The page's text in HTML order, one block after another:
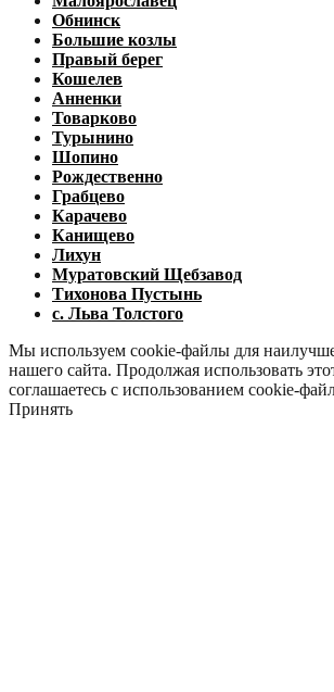
Обнинск
Большие козлы
Правый берег
Кошелев
Анненки
Товарково
Турынино
Шопино
Рождественно
Грабцево
Карачево
Канищево
Лихун
Муратовский Щебзавод
Тихонова Пустынь
с. Льва Толстого
Мы используем cookie-файлы для
нашего сайта. Продолжая использовать
соглашаетесь с использованием cookie-
Принять